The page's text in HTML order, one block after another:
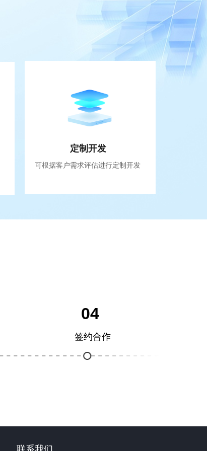
定制开发
可根据客户需求评估进行定制开发
04
签约合作
联系我们